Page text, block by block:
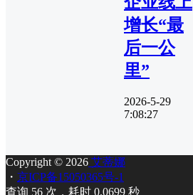
增长“最
后一公
里”
2026-5-29
7:08:27
Copyright © 2026 艾蒂娜
・ 京ICP备15050365号-1
查询 56 次，耗时 0.0699 秒